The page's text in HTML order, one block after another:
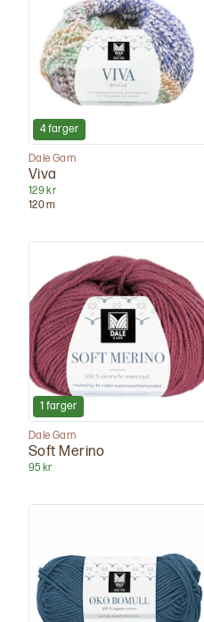
4farger
Dale Garn
Viva
129 kr
120m
1 farger
Dale Garn
Soft Merino
95 kr